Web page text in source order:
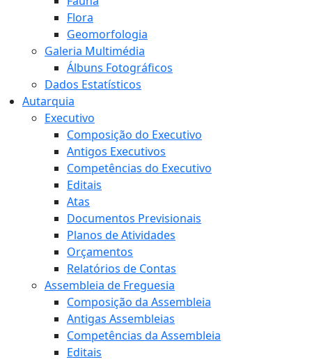
Flora
Geomorfologia
Galeria Multimédia
Álbuns Fotográficos
Dados Estatísticos
Autarquia
Executivo
Composição do Executivo
Antigos Executivos
Competências do Executivo
Editais
Atas
Documentos Previsionais
Planos de Atividades
Orçamentos
Relatórios de Contas
Assembleia de Freguesia
Composição da Assembleia
Antigas Assembleias
Competências da Assembleia
Editais